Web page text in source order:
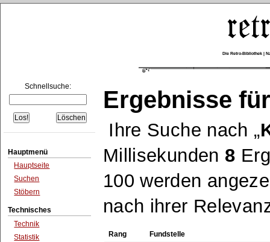
Die Retro-Bibliothek |
Schnellsuche:
Hauptmenü
Hauptseite
Suchen
Stöbern
Technisches
Technik
Statistik
Ergebnisse
Ihre Suche nach
Millisekunden 8
100 werden
nach ihrer
Rang Fundstelle